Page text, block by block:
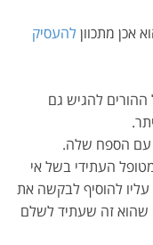
אכן מתכווןלהעסיק
ההורים להגיש גם
עם הספח שלה.
העתידי בשל אי
להוסיף לבקשה את
שהוא זה שעתיד לשלם